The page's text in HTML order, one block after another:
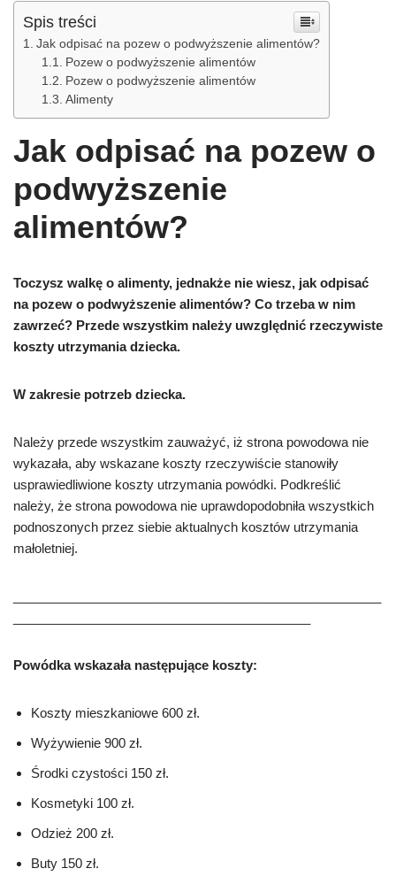
Spis treści
Jak odpisać na pozew o podwyższenie alimentów?
Pozew o podwyższenie alimentów
Pozew o podwyższenie alimentów
Alimenty
Jak odpisać na pozew o
podwyższenie
alimentów?
Toczysz walkę o alimenty, jednakże nie wiesz, jak odpisać
na pozew o podwyższenie alimentów? Co trzeba w nim
zawrzeć? Przede wszystkim należy uwzględnić rzeczywiste
koszty utrzymania dziecka.
W zakresie potrzeb dziecka.
Należy przede wszystkim zauważyć, iż strona powodowa nie
wykazała, aby wskazane koszty rzeczywiście stanowiły
usprawiedliwione koszty utrzymania powódki. Podkreślić
należy, że strona powodowa nie uprawdopodobniła wszystkich
podnoszonych przez siebie aktualnych kosztów utrzymania
małoletniej.
Powódka wskazała następujące koszty:
Koszty mieszkaniowe 600 zł.
Wyżywienie 900 zł.
Środki czystości 150 zł.
Kosmetyki 100 zł.
Odzież 200 zł.
Buty 150 zł.